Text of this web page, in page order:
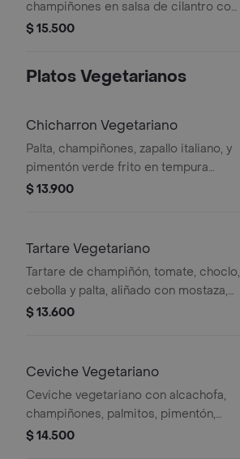
champiñones en salsa de cilantro con
calamar frito acompañado de maíz
$ 15.500
Platos Vegetarianos
Chicharron Vegetariano
Palta, champiñones, zapallo italiano, y
pimentón verde frito en tempura
acompañado de sarza criolla y yuca
$ 13.900
Tartare Vegetariano
Tartare de champiñón, tomate, choclo,
cebolla y palta, aliñado con mostaza,
mayonesa y alcaparras. Decorado
$ 13.600
Ceviche Vegetariano
Ceviche vegetariano con alcachofa,
champiñones, palmitos, pimentón,
cebolla y choclo peruano.
$ 14.500